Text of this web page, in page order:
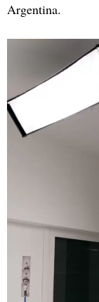
Argentina.